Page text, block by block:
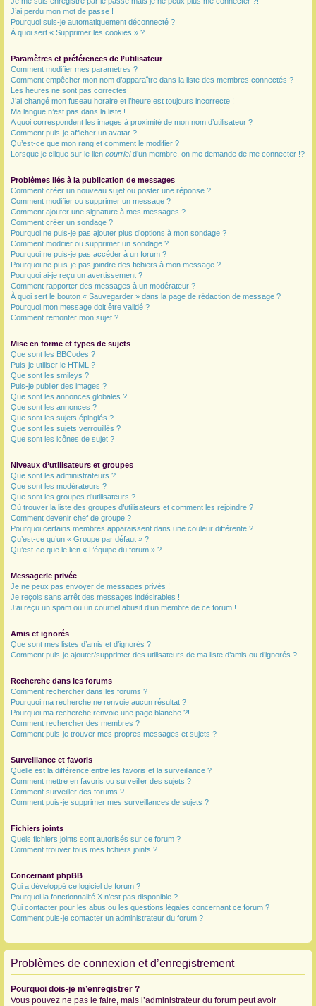
J’ai perdu mon mot de passe !
Pourquoi suis-je automatiquement déconnecté ?
À quoi sert « Supprimer les cookies » ?
Paramètres et préférences de l’utilisateur
Comment modifier mes paramètres ?
Comment empêcher mon nom d’apparaître dans la liste des membres connectés ?
Les heures ne sont pas correctes !
J’ai changé mon fuseau horaire et l’heure est toujours incorrecte !
Ma langue n’est pas dans la liste !
A quoi correspondent les images à proximité de mon nom d’utilisateur ?
Comment puis-je afficher un avatar ?
Qu’est-ce que mon rang et comment le modifier ?
Lorsque je clique sur le lien courrield’un membre, on me demande de me connecter !?
Problèmes liés à la publication de messages
Comment créer un nouveau sujet ou poster une réponse ?
Comment modifier ou supprimer un message ?
Comment ajouter une signature à mes messages ?
Comment créer un sondage ?
Pourquoi ne puis-je pas ajouter plus d’options à mon sondage ?
Comment modifier ou supprimer un sondage ?
Pourquoi ne puis-je pas accéder à un forum ?
Pourquoi ne puis-je pas joindre des fichiers à mon message ?
Pourquoi ai-je reçu un avertissement ?
Comment rapporter des messages à un modérateur ?
À quoi sert le bouton « Sauvegarder » dans la page de rédaction de message ?
Pourquoi mon message doit être validé ?
Comment remonter mon sujet ?
Mise en forme et types de sujets
Que sont les BBCodes ?
Puis-je utiliser le HTML ?
Que sont les smileys ?
Puis-je publier des images ?
Que sont les annonces globales ?
Que sont les annonces ?
Que sont les sujets épinglés ?
Que sont les sujets verrouillés ?
Que sont les icônes de sujet ?
Niveaux d’utilisateurs et groupes
Que sont les administrateurs ?
Que sont les modérateurs ?
Que sont les groupes d’utilisateurs ?
Où trouver la liste des groupes d’utilisateurs et comment les rejoindre ?
Comment devenir chef de groupe ?
Pourquoi certains membres apparaissent dans une couleur différente ?
Qu’est-ce qu’un « Groupe par défaut » ?
Qu’est-ce que le lien « L’équipe du forum » ?
Messagerie privée
Je ne peux pas envoyer de messages privés !
Je reçois sans arrêt des messages indésirables !
J’ai reçu un spam ou un courriel abusif d’un membre de ce forum !
Amis et ignorés
Que sont mes listes d’amis et d’ignorés ?
Comment puis-je ajouter/supprimer des utilisateurs de ma liste d’amis ou d’ignorés ?
Recherche dans les forums
Comment rechercher dans les forums ?
Pourquoi ma recherche ne renvoie aucun résultat ?
Pourquoi ma recherche renvoie une page blanche ?!
Comment rechercher des membres ?
Comment puis-je trouver mes propres messages et sujets ?
Surveillance et favoris
Quelle est la différence entre les favoris et la surveillance ?
Comment mettre en favoris ou surveiller des sujets ?
Comment surveiller des forums ?
Comment puis-je supprimer mes surveillances de sujets ?
Fichiers joints
Quels fichiers joints sont autorisés sur ce forum ?
Comment trouver tous mes fichiers joints ?
Concernant phpBB
Qui a développé ce logiciel de forum ?
Pourquoi la fonctionnalité X n’est pas disponible ?
Qui contacter pour les abus ou les questions légales concernant ce forum ?
Comment puis-je contacter un administrateur du forum ?
Problèmes de connexion et d’enregistrement
Pourquoi dois-je m’enregistrer ?
Vous pouvez ne pas le faire, mais l’administrateur du forum peut avoir